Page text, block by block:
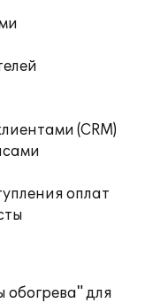
(CRM)
оплат
обогрева" для